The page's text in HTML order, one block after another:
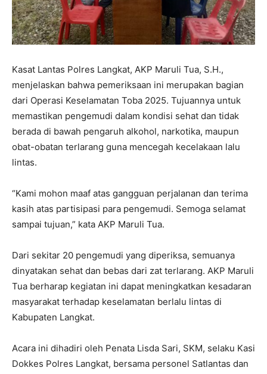
Kasat Lantas Polres Langkat, AKP Maruli Tua, S.H.,
menjelaskan bahwa pemeriksaan ini merupakan bagian
dari Operasi Keselamatan Toba 2025. Tujuannya untuk
memastikan pengemudi dalam kondisi sehat dan tidak
berada di bawah pengaruh alkohol, narkotika, maupun
obat-obatan terlarang guna mencegah kecelakaan lalu
lintas.
“Kami mohon maaf atas gangguan perjalanan dan terima
kasih atas partisipasi para pengemudi. Semoga selamat
sampai tujuan,” kata AKP Maruli Tua.
Dari sekitar 20 pengemudi yang diperiksa, semuanya
dinyatakan sehat dan bebas dari zat terlarang. AKP Maruli
Tua berharap kegiatan ini dapat meningkatkan kesadaran
masyarakat terhadap keselamatan berlalu lintas di
Kabupaten Langkat.
Acara ini dihadiri oleh Penata Lisda Sari, SKM, selaku Kasi
Dokkes Polres Langkat, bersama personel Satlantas dan